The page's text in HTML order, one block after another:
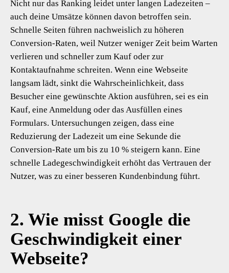
Nicht nur das Ranking leidet unter langen Ladezeiten –
auch deine Umsätze können davon betroffen sein.
Schnelle Seiten führen nachweislich zu höheren
Conversion-Raten, weil Nutzer weniger Zeit beim Warten
verlieren und schneller zum Kauf oder zur
Kontaktaufnahme schreiten. Wenn eine Webseite
langsam lädt, sinkt die Wahrscheinlichkeit, dass
Besucher eine gewünschte Aktion ausführen, sei es ein
Kauf, eine Anmeldung oder das Ausfüllen eines
Formulars. Untersuchungen zeigen, dass eine
Reduzierung der Ladezeit um eine Sekunde die
Conversion-Rate um bis zu 10 % steigern kann. Eine
schnelle Ladegeschwindigkeit erhöht das Vertrauen der
Nutzer, was zu einer besseren Kundenbindung führt.
2. Wie misst Google die
Geschwindigkeit einer
Webseite?